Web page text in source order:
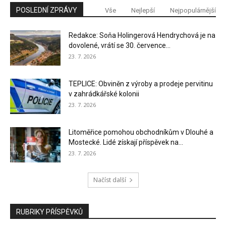
POSLEDNÍ ZPRÁVY Vše Nejlepší Nejpopulárnější
Redakce: Soňa Holingerová Hendrychová je na
dovolené, vrátí se 30. července...
23. 7. 2026
TEPLICE: Obviněn z výroby a prodeje pervitinu
v zahrádkářské kolonii
23. 7. 2026
Litoměřice pomohou obchodníkům v Dlouhé a
Mostecké. Lidé získají příspěvek na...
23. 7. 2026
Načíst další
RUBRIKY PŘÍSPĚVKŮ